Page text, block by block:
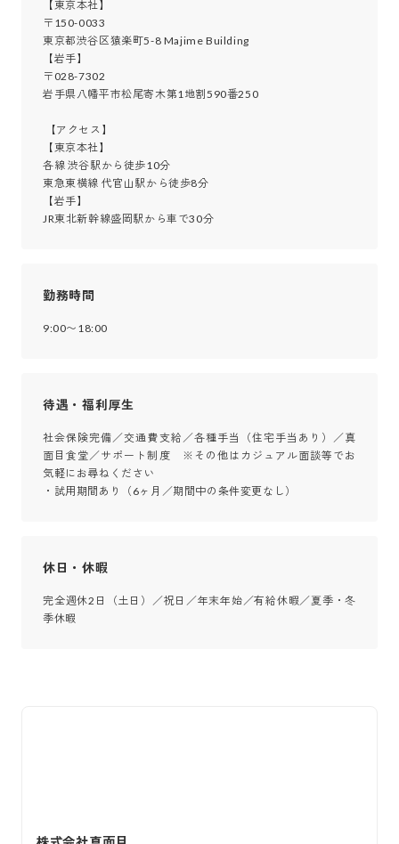
【東京本社】
〒150-0033
東京都渋谷区猿楽町5-8 Majime Building
【岩手】
〒028-7302
岩手県八幡平市松尾寄木第1地割590番250
【東京本社】
各線 渋谷駅から徒歩10分
東急東横線 代官山駅から徒歩8分
【岩手】
JR東北新幹線盛岡駅から車で30分
勤務時間
9:00〜18:00
待遇・福利厚生
社会保険完備／交通費支給／各種手当（住宅手当あり）／真
面目食堂／サポート制度　※その他はカジュアル面談等でお
気軽にお尋ねください
・試用期間あり（6ヶ月／期間中の条件変更なし）
休日・休暇
完全週休2日（土日）／祝日／年末年始／有給休暇／夏季・冬
季休暇